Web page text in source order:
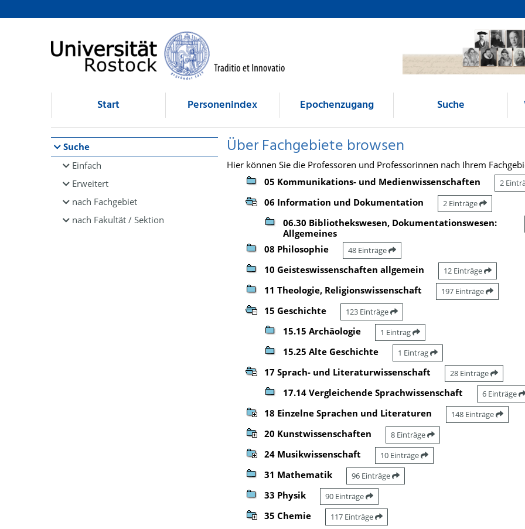
Browsen
direkt zum Inhalt
Start Personenindex Epochenzugang Suche
Suche
Einfach
Erweitert
nach Fachgebiet
nach Fakultät / Sektion
Über Fachgebiete browsen
Hier können Sie die Professoren und Professorinnen nach Ihrem
05 Kommunikations- und Medienwissenschaften
2
06 Information und Dokumentation 2 Einträge
06.30 Bibliothekswesen, Dokumentationswesen:
Allgemeines
08 Philosophie 48 Einträge
10 Geisteswissenschaften allgemein 12 Einträge
11 Theologie, Religionswissenschaft 197 Einträge
15 Geschichte 123 Einträge
15.15 Archäologie 1 Eintrag
15.25 Alte Geschichte 1 Eintrag
17 Sprach- und Literaturwissenschaft 28 Einträge
17.14 Vergleichende Sprachwissenschaft 6 Einträge
18 Einzelne Sprachen und Literaturen 148 Einträge
20 Kunstwissenschaften 8 Einträge
24 Musikwissenschaft 10 Einträge
31 Mathematik 96 Einträge
33 Physik 90 Einträge
35 Chemie 117 Einträge